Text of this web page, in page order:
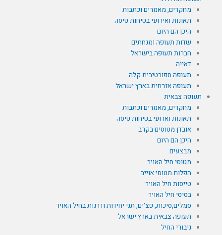
מחקרים, מאמרים וכתבות
תאונות ואירועי בטיחות טיסה
היכן הם היום
שדות תעופה ומנחתים
חברות תעופה בישראל
דאייה
תעופה ספורטיבית קלה
תעופה אזרחית בארץ ישראל
תעופה צבאית
מחקרים, מאמרים וכתבות
תאונות וארועי בטיחות טיסה
אובדן מטוסים בקרב
היכן הם היום
מבצעים
מטוסי חיל האויר
הפלות מטוסי אוייב
טייסות חיל האויר
בסיסי חיל האויר
סמלים,סיכות, פצ'ים, תגי יחידות ודרגות בחיל האויר
תעופה צבאית בארץ ישראל
גיבורי החיל